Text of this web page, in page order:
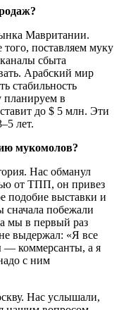
Мавритании.
поставляем муку
сбыта
Арабский мир
стабильность
планируем в
до $ 5 млн. Эти
лет.
мукомолов?
Нас обманул
от ТПП, он привез
подобие выставки и
сначала побежали
мы в первый раз
выдержал: «Я все
коммерсанты, а я
с ним
Нас услышали,